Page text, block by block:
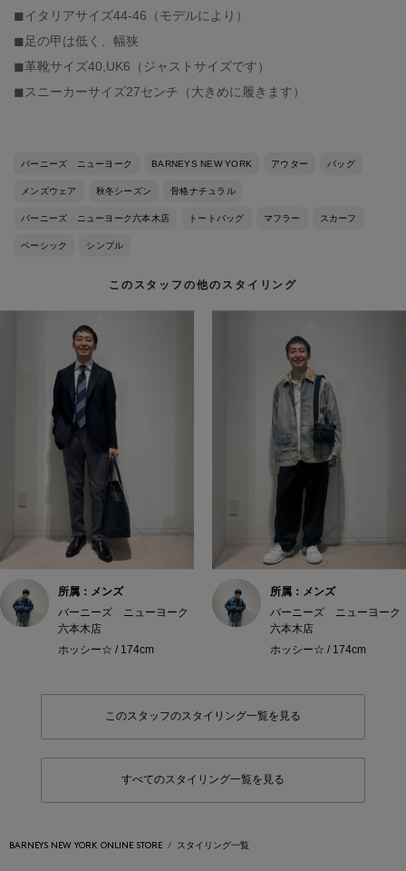
◼︎イタリアサイズ44-46（モデルにより）
◼︎足の甲は低く、幅狭
◼︎革靴サイズ40,UK6（ジャストサイズです）
◼︎スニーカーサイズ27センチ（大きめに履きます）
バーニーズ ニューヨーク BARNEYS NEW YORK アウター バッグ
メンズウェア 秋冬シーズン 骨格ナチュラル
バーニーズ ニューヨーク六本木店 トートバッグ マフラー スカーフ
ベーシック シンプル
このスタッフの他のスタイリング
所属：メンズ
バーニーズ ニューヨーク
六本木店
ホッシー☆ / 174cm
所属：メンズ
バーニーズ ニューヨーク
六本木店
ホッシー☆ / 174cm
このスタッフのスタイリング一覧を見る
すべてのスタイリング一覧を見る
BARNEYS NEW YORK ONLINE STORE スタイリング一覧